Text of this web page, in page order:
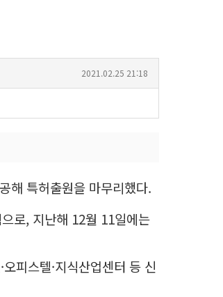
2021.02.25 21:18
해 특허출원을 마무리했다.
로, 지난해 12월 11일에는
피스텔·지식산업센터 등 신